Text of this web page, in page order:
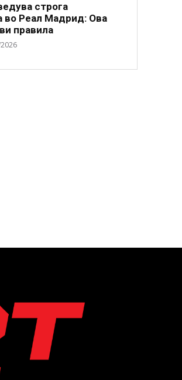
строга
во Реал Мадрид: Ова
правила